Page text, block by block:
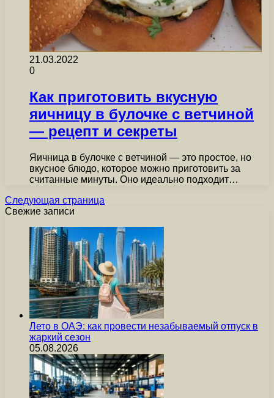
21.03.2022
0
Как приготовить вкусную
яичницу в булочке с ветчиной
— рецепт и секреты
Яичница в булочке с ветчиной — это простое, но
вкусное блюдо, которое можно приготовить за
считанные минуты. Оно идеально подходит…
Следующая страница
Свежие записи
Лето в ОАЭ: как провести незабываемый отпуск в
жаркий сезон
05.08.2026